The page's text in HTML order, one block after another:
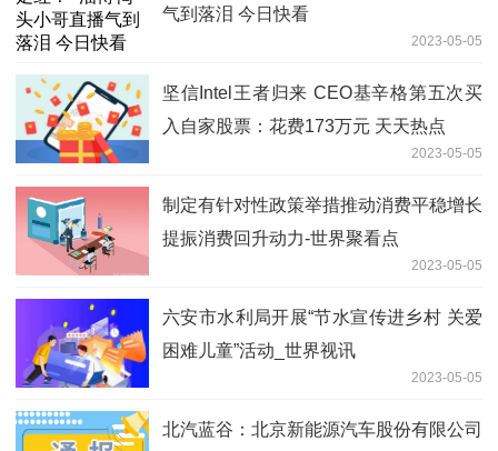
气到落泪 今日快看
2023-05-05
坚信Intel王者归来 CEO基辛格第五次买
入自家股票：花费173万元 天天热点
2023-05-05
制定有针对性政策举措推动消费平稳增长
提振消费回升动力-世界聚看点
2023-05-05
六安市水利局开展“节水宣传进乡村 关爱
困难儿童”活动_世界视讯
2023-05-05
北汽蓝谷：北京新能源汽车股份有限公司